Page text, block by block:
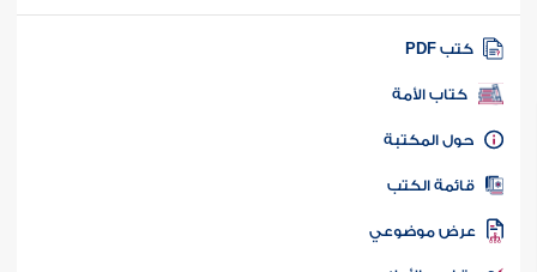
كتب PDF
كتاب الأمة
المكتبة
الكتب